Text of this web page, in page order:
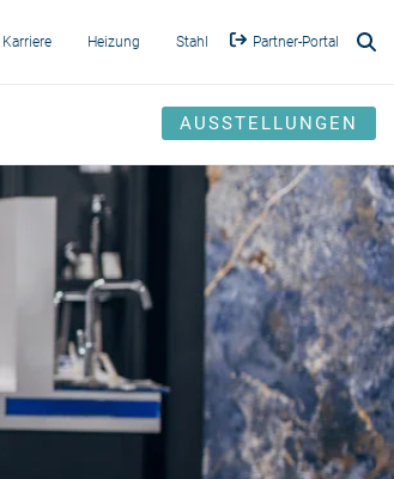
Karriere Heizung Stahl Partner-Portal
AUSSTELLUNGEN